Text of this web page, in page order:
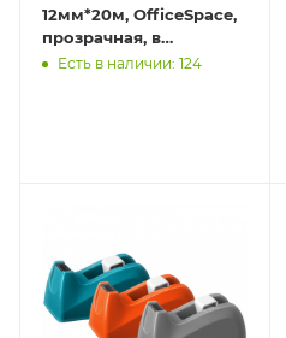
12мм*20м, OfficeSpace,
прозрачная, в
пластиковом
Есть в наличии: 124